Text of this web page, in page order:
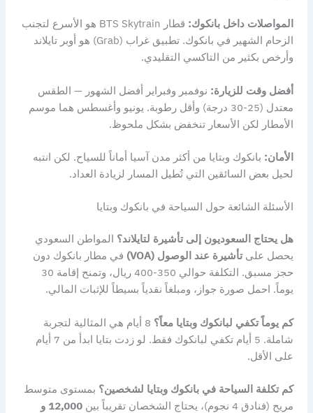
المواصلات داخل بانكوك:
قطار BTS Skytrain هو الأسرع لتجنب
الزحام الشهير في بانكوك. تطبيق غراب (Grab) هو أوبر تايلاند
وأرخص بكثير من التاكسي التقليدي.
أفضل وقت للزيارة: نوفمبر وفبراير أفضل الشهور — الطقس
معتدل (25-30 درجة) وأقل رطوبة. يونيو وأغسطس هما موسم
الأمطار لكن الأسعار تنخفض بشكل ملحوظ.
الأمان: بانكوك وبتايا من أكثر مدن آسيا أماناً للسياح. لكن انتبه
لحيل بعض السائقين التي تُطيل المسار لزيادة العداد.
الأسئلة الشائعة حول السياحة في بانكوك وبتايا
هل يحتاج السعوديون إلى تأشيرة لتايلاند؟ المواطن السعودي
يحصل علىتأشيرة عند الوصول (VOA)
في مطار بانكوك دون
حجز مسبق. التكلفة حوالي 350-400 ريال، وتمنح إقامة 30
يوماً. احمل صورة جواز، ومبلغاً نقدياً بسيطاً للإثبات المالي.
كم يوماً تكفي لبانكوك وبتايا معاً؟
8 أيام هي المثالية لتجربة
شاملة. 5 أيام تكفي لبانكوك فقط. لو زدت بتايا ابدأ من 7 أيام
على الأقل.
كم تكلفة السياحة في بانكوك وبتايا لشخصين؟ بمستوى متوسط
مريح (فنادق 4 نجوم)، يحتاج الشخصان تقريباً بين
12,000 و